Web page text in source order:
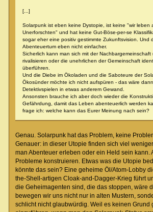
[...]
Solarpunk ist eben keine Dystopie, ist keine "wir leben
Unerforschten" und hat keine Gut-Böse-per-se
sogar eher eine positiv gestimmte Zukunftsvision. Und
Abenteuertum eben nicht einfacher.
Sicherlich kann man sich mit der Nachbargemeinschaft
rivalisieren oder die unehrlichen der Gemeinschaft
überführen.
Und die Diebe im Ökoladen und die Saboteure der
Ökosünder möchte ich nicht aufspüren - das wäre
Detektivspielen in etwas anderem Gewand.
Ansonsten brauche ich aber doch wieder die
Gefährdung, damit das Leben abenteuerlich werden
frage ich: welche kann das Eurer Meinung nach sein?
Genau. Solarpunk hat das Problem, keine
Genauer: in dieser Utopie finden sich viel
man Abenteuer erleben oder ein Held sein kann.
Probleme konstruieren. Etwas was die Utopie
könnte das sein? Eine geheime Öl/Atom-Lobby
the-Shell-artigen Cloak-and-Dagger-Krieg führt
die Geheimagenten sind, die das stoppen, wäre
bewegen wir uns nicht nur in alten Mustern,
schlicht nicht glaubwürdig. Weil es keinen Grund